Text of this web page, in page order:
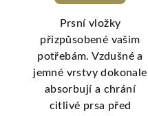
Prsní vložky
přizpůsobené vašim
potřebám. Vzdušné a
jemné vrstvy dokonale
absorbují a chrání
citlivé prsa před